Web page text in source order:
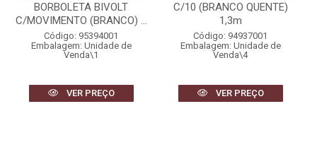
BORBOLETA BIVOLT
C/MOVIMENTO (BRANCO) ...
Código: 95394001
Embalagem: Unidade de
Venda\1
VER PREÇO
C/10 (BRANCO QUENTE)
1,3m
Código: 94937001
Embalagem: Unidade de
Venda\4
VER PREÇO